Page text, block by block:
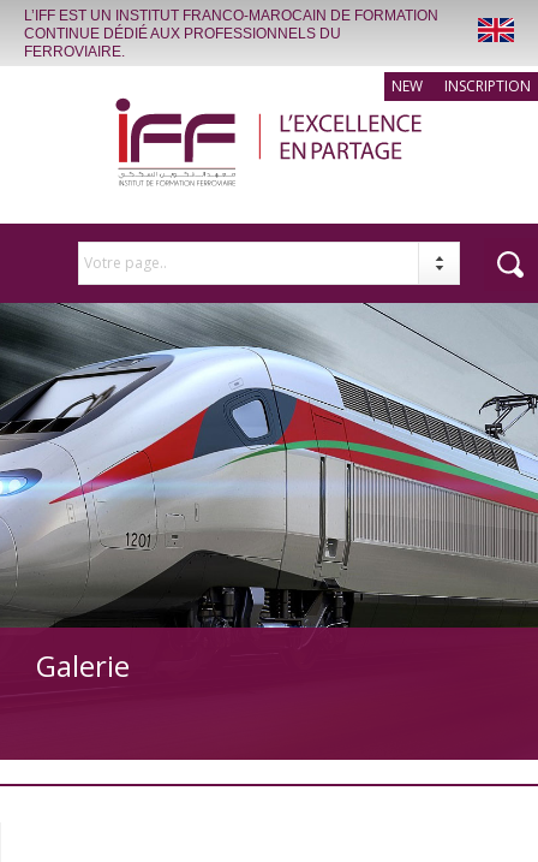
L’IFF EST UN INSTITUT FRANCO-MAROCAIN DE FORMATION
CONTINUE DÉDIÉ AUX PROFESSIONNELS DU
FERROVIAIRE.
INSCRIPTION
Votre page..
Galerie